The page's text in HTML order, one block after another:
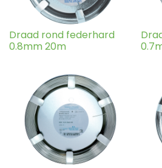
Draad rond federhard
0.8mm 20m